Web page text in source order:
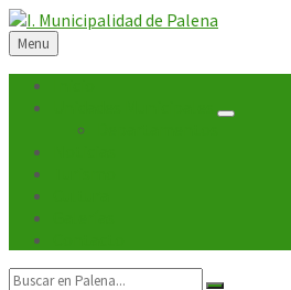
Skip
to
content
Skip
to
left
sidebar
Skip
to
right
sidebar
Skip
to
footer
Menu
Search: